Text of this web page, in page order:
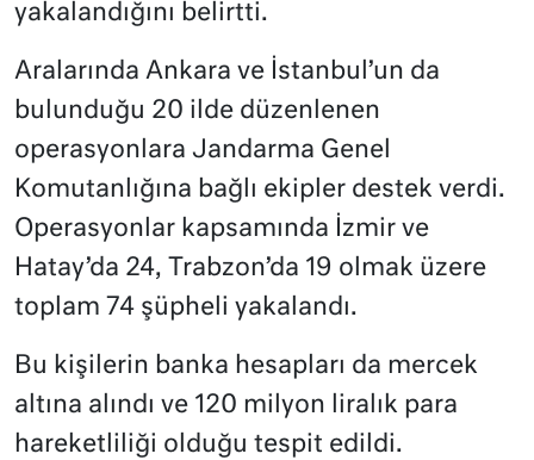
yakalandığını belirtti.
Aralarında Ankara ve İstanbul’un da
bulunduğu 20 ilde düzenlenen
operasyonlara Jandarma Genel
Komutanlığına bağlı ekipler destek verdi.
Operasyonlar kapsamında İzmir ve
Hatay’da 24, Trabzon’da 19 olmak üzere
toplam 74 şüpheli yakalandı.
Bu kişilerin banka hesapları da mercek
altına alındı ve 120 milyon liralık para
hareketliliği olduğu tespit edildi.